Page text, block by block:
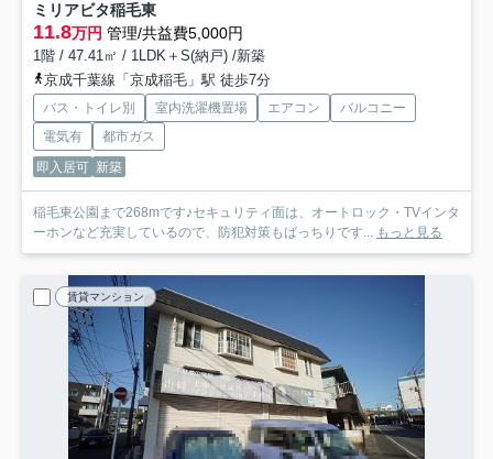
ミリアビタ稲毛東
11.8万円 管理/共益費5,000円
1階 / 47.41㎡ / 1LDK＋S(納戸) /新築
京成千葉線「京成稲毛」駅 徒歩7分
バス・トイレ別 室内洗濯機置場 エアコン
バルコニー
電気有
都市ガス
即入居可 新築
稲毛東公園まで268mです♪セキュリティ面は、オートロック・TVインタ
ーホンなど充実しているので、防犯対策もばっちりです... もっと見る
賃貸マンション